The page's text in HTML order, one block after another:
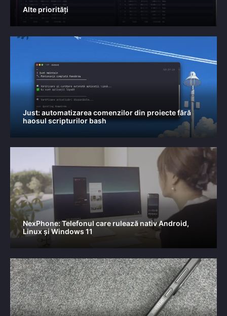
Alte priorități
Just: automatizarea comenzilor din proiecte fără
haosul scripturilor bash
NexPhone: Telefonul care rulează nativ Android,
Linux și Windows 11